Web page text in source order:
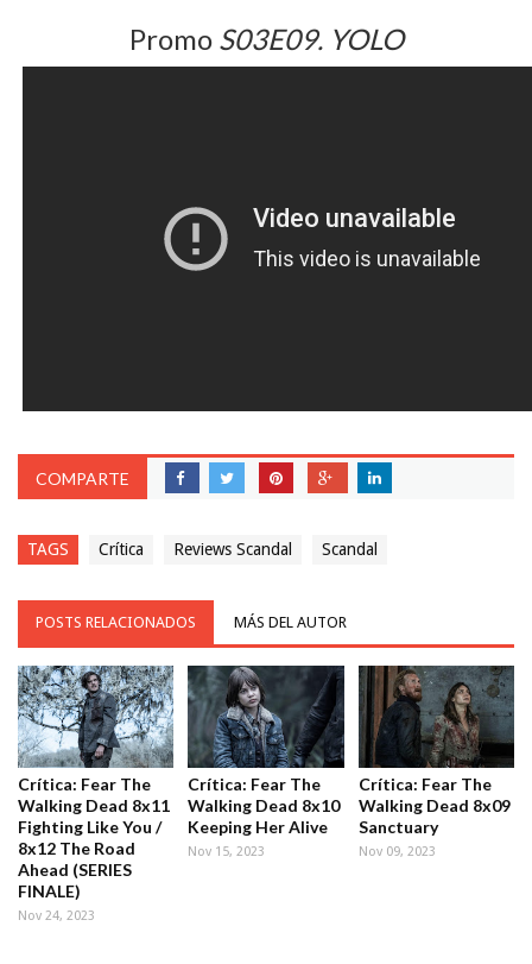
Promo S03E09. YOLO
COMPARTE
TAGS Crítica Reviews Scandal Scandal
POSTS RELACIONADOS MÁS DEL AUTOR
Crítica: Fear The
Walking Dead 8x11
Fighting Like You /
8x12 The Road
Ahead (SERIES
FINALE)
Nov 24, 2023
Crítica: Fear The
Walking Dead 8x10
Keeping Her Alive
Nov 15, 2023
Crítica: Fear The
Walking Dead 8x09
Sanctuary
Nov 09, 2023